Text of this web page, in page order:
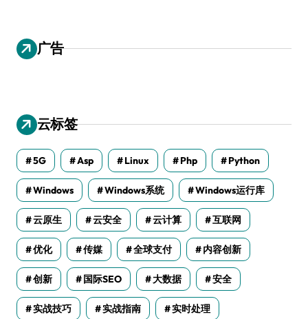
广告
云标签
5G Asp Linux Php Python
Windows Windows系统 Windows运行库
云原生 云安全 云计算 互联网
优化 传媒 全球支付 内容创新
创新 国际SEO 大数据 安全
实战技巧 实战指南 实时处理